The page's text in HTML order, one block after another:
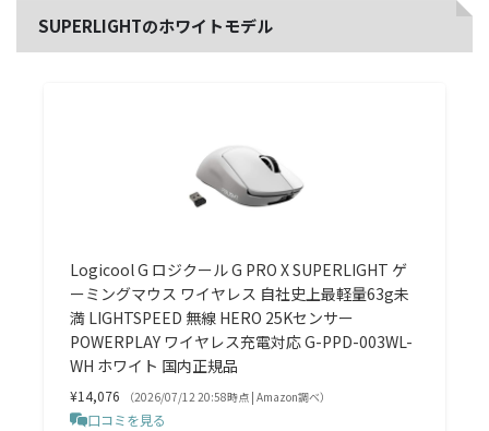
SUPERLIGHTのホワイトモデル
Logicool G ロジクール G PRO X SUPERLIGHT ゲ
ーミングマウス ワイヤレス 自社史上最軽量63g未
満 LIGHTSPEED 無線 HERO 25Kセンサー
POWERPLAY ワイヤレス充電対応 G-PPD-003WL-
WH ホワイト 国内正規品
¥14,076 （2026/07/12 20:58時点 | Amazon調べ）
口コミを見る